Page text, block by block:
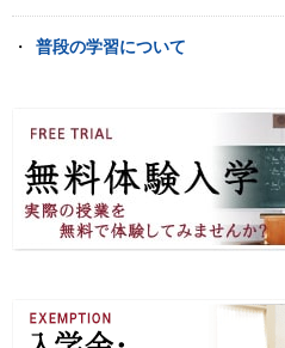
普段の学習について